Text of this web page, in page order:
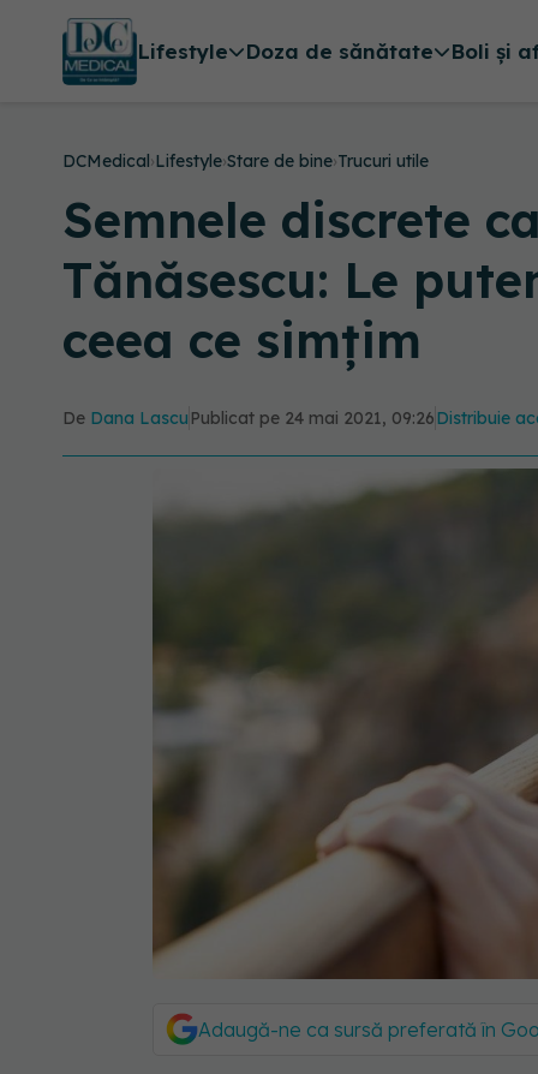
Lifestyle Doza de sănătate Boli și
DCMedical›Lifestyle›Stare de bine›Trucuri utile
Semnele discrete
Tănăsescu: Le
ceea ce simțim
De Dana Lascu Publicat pe 24 mai 2021, 09:26Distribuie
Adaugă-ne ca sursă preferată în